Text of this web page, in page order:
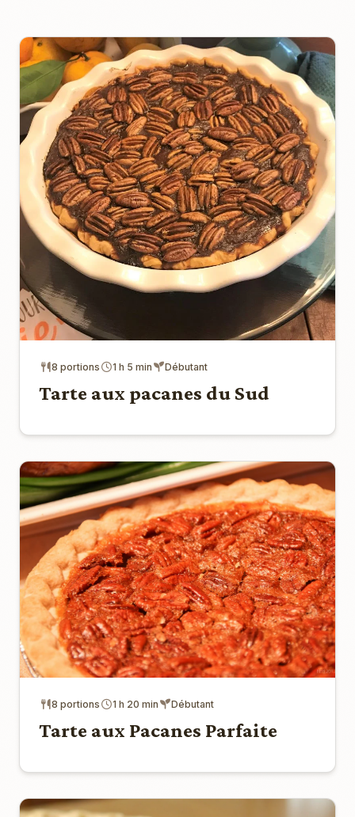
8 portions 1 h 5 min Débutant
Tarte aux pacanes du Sud
8 portions 1 h 20 min Débutant
Tarte aux Pacanes Parfaite